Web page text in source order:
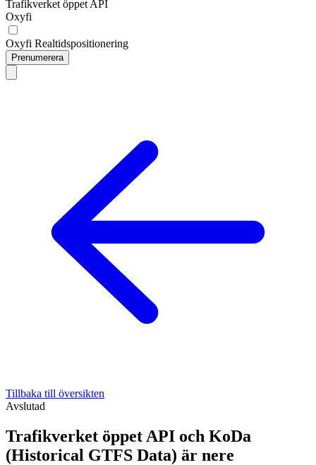
Trafikverket öppet API
Oxyfi
Oxyfi Realtidspositionering
Prenumerera
Tillbaka till översikten
Avslutad
Trafikverket öppet API och KoDa
(Historical GTFS Data) är nere